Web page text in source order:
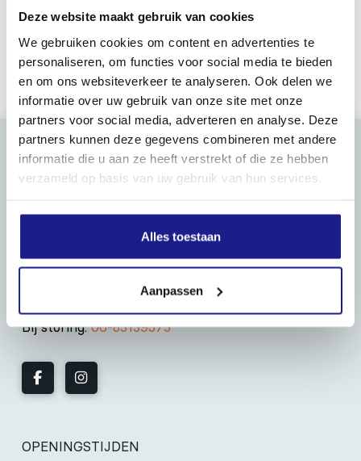
Deze website maakt gebruik van cookies
We gebruiken cookies om content en advertenties te
personaliseren, om functies voor social media te bieden
en om ons websiteverkeer te analyseren. Ook delen we
informatie over uw gebruik van onze site met onze
partners voor social media, adverteren en analyse. Deze
partners kunnen deze gegevens combineren met andere
informatie die u aan ze heeft verstrekt of die ze hebben
verzameld op basis van uw gebruik van hun services.
Alles toestaan
Aanpassen
Inhoud door
MECHANISATIE FRANEKER
8801 RD Franeker
info@mechanisatiefraneker.nl
Bij storing:06-83139573
OPENINGSTIJDEN